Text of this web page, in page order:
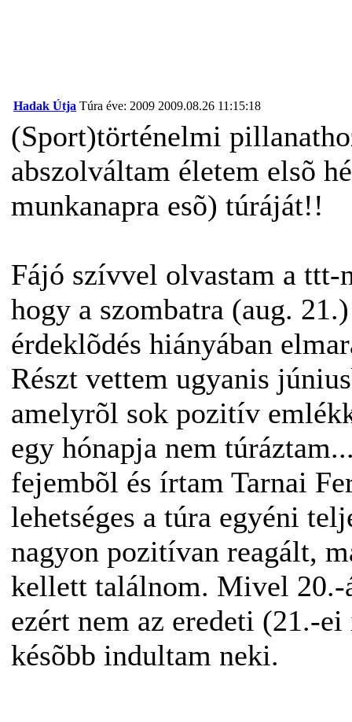
Hadak Útja Túra éve: 2009 2009.08.26 11:15:18
(Sport)történelmi
abszolváltam életem elsõ
munkanapra esõ) túráját!!
Fájó szívvel olvastam a
hogy a szombatra (aug.
érdeklõdés hiányában
Részt vettem ugyanis
amelyrõl sok pozitív
egy hónapja nem
fejembõl és írtam Tarnai
lehetséges a túra egyéni
nagyon pozitívan reagált,
kellett találnom. Mivel 20.-
ezért nem az eredeti (21.-
késõbb indultam neki.